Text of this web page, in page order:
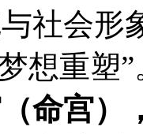
社会形
想重塑
命宫）